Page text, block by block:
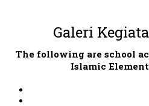
Galeri
The following are school
Islamic